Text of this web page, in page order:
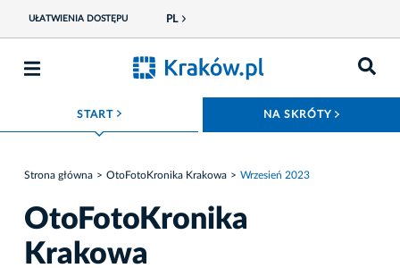
UŁATWIENIA DOSTĘPU PL
START ROZWIŃ MENU NA SKRÓTY
Strona główna OtoFotoKronika Krakowa Wrzesień 2023
OtoFotoKronika
Krakowa